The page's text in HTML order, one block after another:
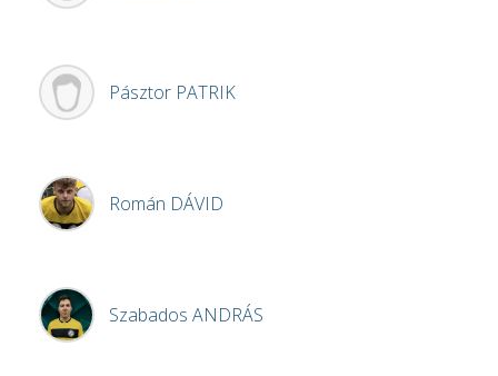
Pásztor PATRIK
Román DÁVID
Szabados ANDRÁS